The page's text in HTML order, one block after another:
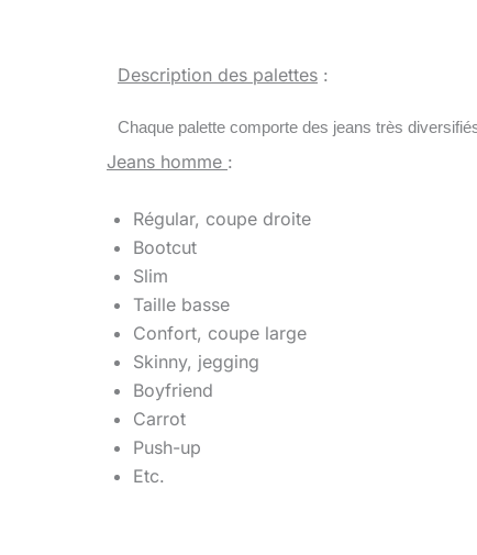
Description des palettes :
Chaque palette comporte des jeans très
Jeans homme :
Régular, coupe droite
Bootcut
Slim
Taille basse
Confort, coupe large
Skinny, jegging
Boyfriend
Carrot
Push-up
Etc.